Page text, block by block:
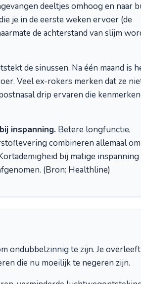
deeltjes omhoog en naar
je in de eerste weken ervoer (de
de achterstand van slijm
de sinussen. Na één maand is
Veel ex-rokers merken dat ze
drip ervaren die
inspanning. Betere longfunctie,
combineren allemaal om
bij matige inspanning
(Bron: Healthline)
ondubbelzinnig te zijn. Je
die nu moeilijk te negeren zijn.